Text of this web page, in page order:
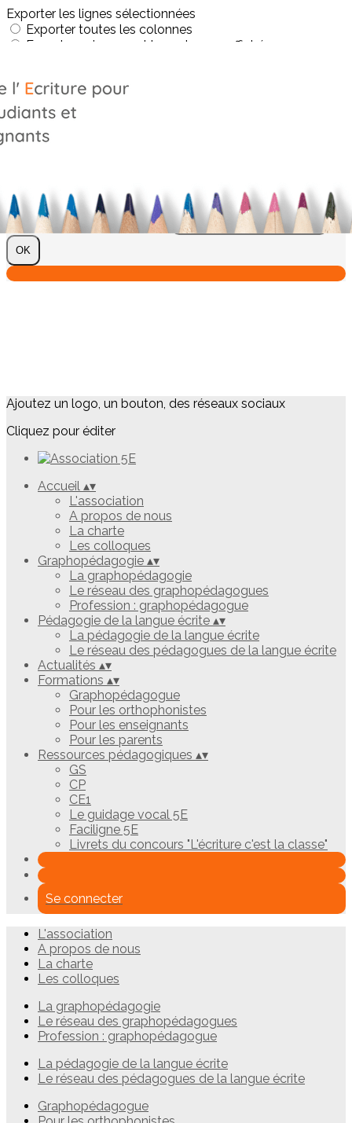
Exporter les lignes sélectionnées
Exporter toutes les colonnes
Exporter uniquement les colonnes affichées
?>
Images de la page d'accueil
Cliquez pour éditer
Cliquez pour éditer
Je m'abonne à la newsletter
OK
Ajoutez un logo, un bouton, des réseaux sociaux
Cliquez pour éditer
Accueil ▴▾
L'association
A propos de nous
La charte
Les colloques
Graphopédagogie ▴▾
La graphopédagogie
Le réseau des graphopédagogues
Profession : graphopédagogue
Pédagogie de la langue écrite ▴▾
La pédagogie de la langue écrite
Le réseau des pédagogues de la langue écrite
Actualités ▴▾
Formations ▴▾
Graphopédagogue
Pour les orthophonistes
Pour les enseignants
Pour les parents
Ressources pédagogiques ▴▾
GS
CP
CE1
Le guidage vocal 5E
Faciligne 5E
Livrets du concours "L'écriture c'est la classe"
Se connecter
L'association
A propos de nous
La charte
Les colloques
La graphopédagogie
Le réseau des graphopédagogues
Profession : graphopédagogue
La pédagogie de la langue écrite
Le réseau des pédagogues de la langue écrite
Graphopédagogue